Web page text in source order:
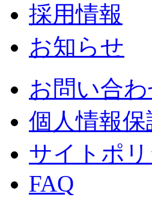
採用情報
お知らせ
お問い合
個人情報保
サイトポ
FAQ